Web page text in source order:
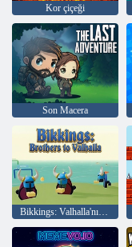
Kor çiçeği
Son Macera
Bikkings: Valhalla'nın kardeşler